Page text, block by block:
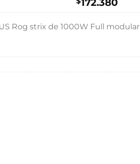
Rog strix de 1000W Full modular